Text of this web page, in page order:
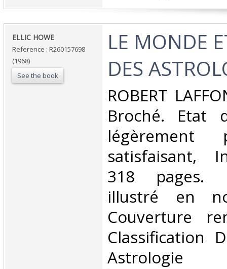
‎ELLIC HOWE‎
Reference : R260157698
(1968)
See the book
‎LE MONDE
DES
‎ROBERT
Broché. Etat
légèrement
satisfaisant,
318 pages.
illustré en
Couverture
Classification
Astrologie‎